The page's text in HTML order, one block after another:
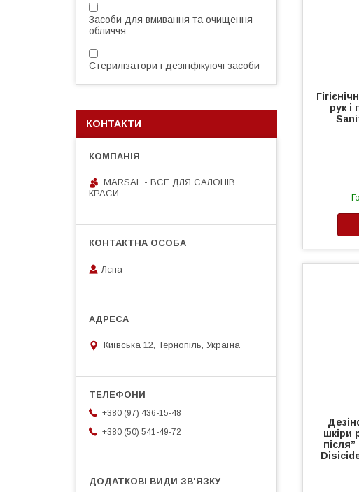
рук
шкіри
Засоби для вмивання та очищення
обличчя
Стерилізатори і дезінфікуючі засоби
КОНТАКТИ
MARSAL - ВСЕ ДЛЯ САЛОНІВ
КРАСИ
Лєна
Київська 12, Тернопіль, Україна
+380 (97) 436-15-48
+380 (50) 541-49-72